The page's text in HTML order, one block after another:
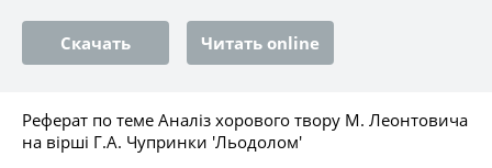
Скачать Читать online
Реферат по теме Аналіз хорового твору М. Леонтовича
на вірші Г.А. Чупринки 'Льодолом'